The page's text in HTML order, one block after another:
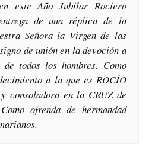
este Año Jubilar Rociero
de una réplica de la
Señora la Virgen de las
de unión en la devoción a
todos los hombres. Como
a la que es ROCÍO
consoladora en la CRUZ de
ofrenda de hermandad